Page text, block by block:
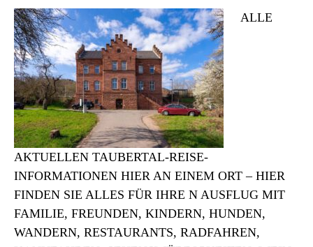
ALLE
AKTUELLEN TAUBERTAL-REISE-
INFORMATIONEN HIER AN EINEM ORT – HIER
FINDEN SIE ALLES FÜR IHRE N AUSFLUG MIT
FAMILIE, FREUNDEN, KINDERN, HUNDEN,
WANDERN, RESTAURANTS, RADFAHREN,